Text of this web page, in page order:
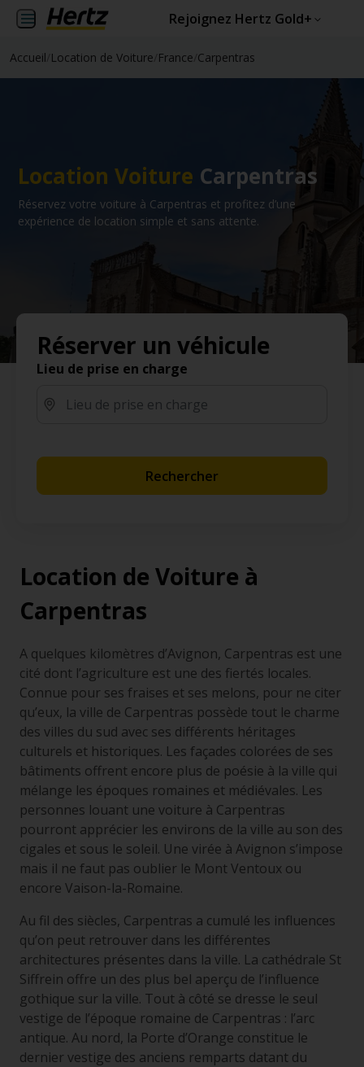
Rejoignez Hertz Gold+
Accueil Location de Voiture France Carpentras
Location Voiture Carpentras
Réservez votre voiture à Carpentras et profitez d’une
expérience de location simple et sans attente.
Réserver un véhicule
Lieu de prise en charge
Rechercher
Location de Voiture à
Carpentras
A quelques kilomètres d’Avignon, Carpentras est une
cité dont l’agriculture est une des fiertés locales.
Connue pour ses fraises et ses melons, pour ne citer
qu’eux, la ville de Carpentras possède tout le charme
des villes du sud avec ses différents héritages
culturels et historiques. Les façades colorées de ses
bâtiments offrent encore plus de poésie à la ville qui
mélange les époques romaines et médiévales. Les
personnes louant une voiture à Carpentras
pourront apprécier les environs de la ville au son des
cigales et sous le soleil. Une virée à Avignon s’impose
mais il ne faut pas oublier le Mont Ventoux ou
encore Vaison-la-Romaine.
Au fil des siècles, Carpentras a cumulé les influences
qu’on peut retrouver dans les différentes
architectures présentes dans la ville. La cathédrale St
Siffrein offre un des plus bel aperçu de l’influence
gothique sur la ville. Tout à côté se dresse le seul
vestige de l’époque romaine de Carpentras : l’arc
antique. Au nord, la Porte d’Orange constitue le
dernier vestige des anciens remparts datant du